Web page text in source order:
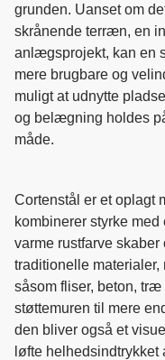
grunden. Uanset om
skrånende terræn, en
anlægsprojekt, kan en
mere brugbare og
muligt at udnytte
og belægning holdes
måde.
Cortenstål er et oplagt
kombinerer styrke
varme rustfarve
traditionelle
såsom fliser, beton,
støttemuren til mere
den bliver også et
løfte helhedsindtrykket